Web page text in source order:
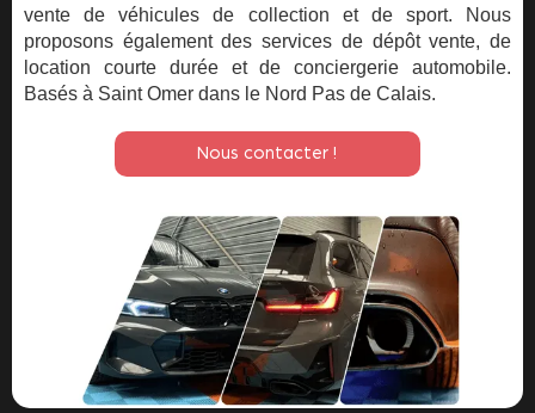
vente de véhicules de collection et de sport. Nous
proposons également des services de dépôt vente, de
location courte durée et de conciergerie automobile.
Basés à Saint Omer dans le Nord Pas de Calais.
Nous contacter !